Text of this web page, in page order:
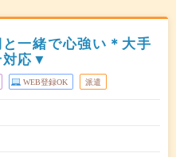
一緒で心強い＊大手
対応▼
WEB登録OK 派遣